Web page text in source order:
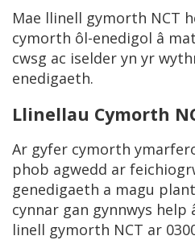
Mae llinell gymorth NCT
cymorth ôl-enedigol â
cwsg ac iselder yn yr
enedigaeth.
Llinellau Cymorth
Ar gyfer cymorth
phob agwedd ar
genedigaeth a magu
cynnar gan gynnwys help
linell gymorth NCT ar